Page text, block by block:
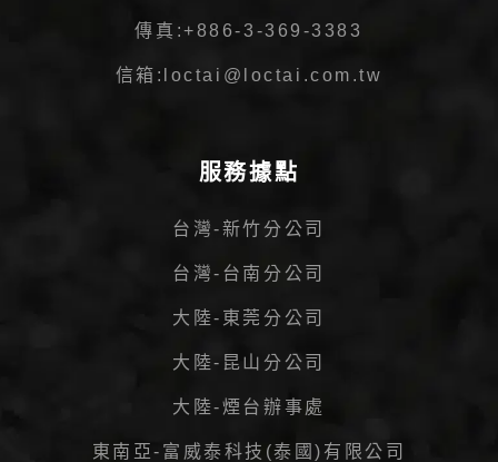
傳真:+886-3-369-3383
信箱: loctai@loctai.com.tw
服務據點
台灣-新竹分公司
台灣-台南分公司
大陸-東莞分公司
大陸-昆山分公司
大陸-煙台辦事處
東南亞-富威泰科技(泰國)有限公司